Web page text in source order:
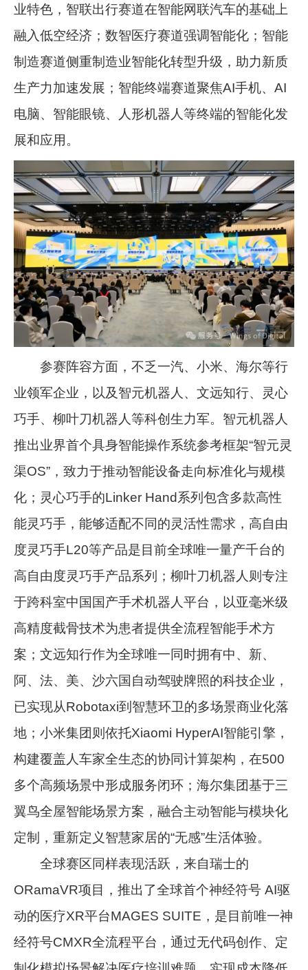
业特色，智联出行赛道在智能网联汽车的基础上
融入低空经济；数智医疗赛道强调智能化；智能
制造赛道侧重制造业智能化转型升级，助力新质
生产力加速发展；智能终端赛道聚焦AI手机、AI
电脑、智能眼镜、人形机器人等终端的智能化发
展和应用。
参赛阵容方面，不乏一汽、小米、海尔等行
业领军企业，以及智元机器人、文远知行、灵心
巧手、柳叶刀机器人等科创生力军。智元机器人
推出业界首个具身智能操作系统参考框架“智元灵
渠OS”，致力于推动智能设备走向标准化与规模
化；灵心巧手的Linker Hand系列包含多款高性
能灵巧手，能够适配不同的灵活性需求，高自由
度灵巧手L20等产品是目前全球唯一量产千台的
高自由度灵巧手产品系列；柳叶刀机器人则专注
于跨科室中国国产手术机器人平台，以亚毫米级
高精度截骨技术为患者提供全流程智能手术方
案；文远知行作为全球唯一同时拥有中、新、
阿、法、美、沙六国自动驾驶牌照的科技企业，
已实现从Robotaxi到智慧环卫的多场景商业化落
地；小米集团则依托Xiaomi HyperAI智能引擎，
构建覆盖人车家全生态的协同计算架构，在500
多个高频场景中形成服务闭环；海尔集团基于三
翼鸟全屋智能场景方案，融合主动智能与模块化
定制，重新定义智慧家居的“无感”生活体验。
全球赛区同样表现活跃，来自瑞士的
ORamaVR项目，推出了全球首个神经符号 AI驱
动的医疗XR平台MAGES SUITE，是目前唯一神
经符号CMXR全流程平台，通过无代码创作、定